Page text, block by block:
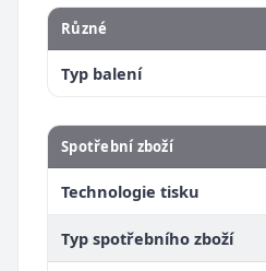
Různé
Typ balení
Spotřební zboží
Technologie tisku
Typ spotřebního zboží